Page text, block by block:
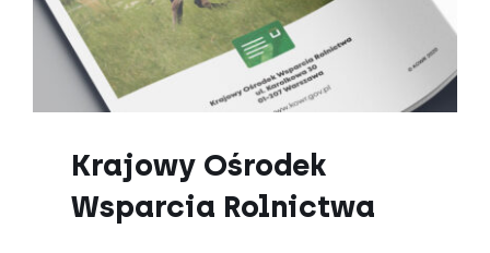
Krajowy Ośrodek
Wsparcia Rolnictwa